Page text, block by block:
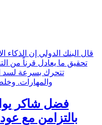
قال البنك الدولي إن الذكاء
تحقيق ما يعادل قرناً من
تتحرك بسرعة لسد
والمهارات.
فضل شاكر
بالتزامن مع